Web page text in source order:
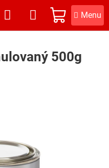
NÁKUPNÍ
KOŠÍK
500g